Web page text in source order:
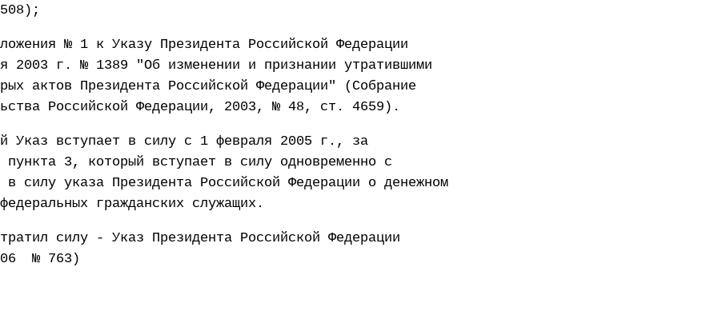
№ 1 к Указу Президента Российской Федерации
2003 г. № 1389 "Об изменении и признании утратившими
актов Президента Российской Федерации" (Собрание
Российской Федерации, 2003, № 48, ст. 4659).
Указ вступает в силу с 1 февраля 2005 г., за
пункта 3, который вступает в силу одновременно с
в силу указа Президента Российской Федерации о денежном
гражданских служащих.
силу - Указ Президента Российской Федерации
№ 763)